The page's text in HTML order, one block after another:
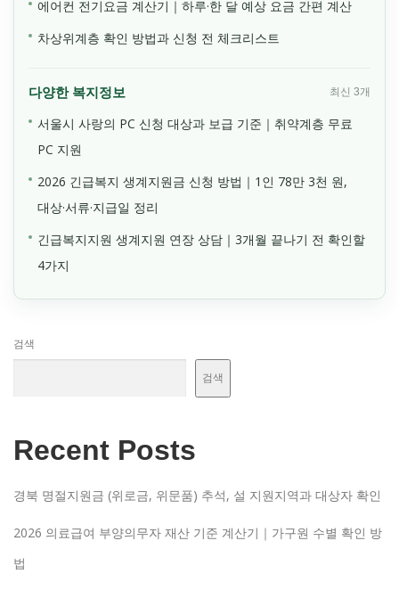
에어컨 전기요금 계산기｜하루·한 달 예상 요금 간편 계산
차상위계층 확인 방법과 신청 전 체크리스트
다양한 복지정보 최신 3개
서울시 사랑의 PC 신청 대상과 보급 기준｜취약계층 무료
PC 지원
2026 긴급복지 생계지원금 신청 방법｜1인 78만 3천 원,
대상·서류·지급일 정리
긴급복지지원 생계지원 연장 상담｜3개월 끝나기 전 확인할
4가지
검색
검색
Recent Posts
경북 명절지원금 (위로금, 위문품) 추석, 설 지원지역과 대상자 확인
2026 의료급여 부양의무자 재산 기준 계산기｜가구원 수별 확인 방
법